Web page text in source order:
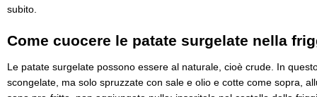
subito.
Come cuocere le patate surgelate nella
Le patate surgelate possono essere al naturale, cioè crude. In
scongelate, ma solo spruzzate con sale e olio e cotte come sopra,